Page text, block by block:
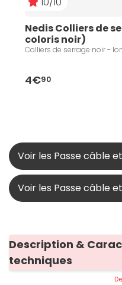
Nedis Colliers de
coloris noir)
Colliers de serrage noir -
4€90
Voir les Passe câble
Voir les Passe câble
Description &
techniques